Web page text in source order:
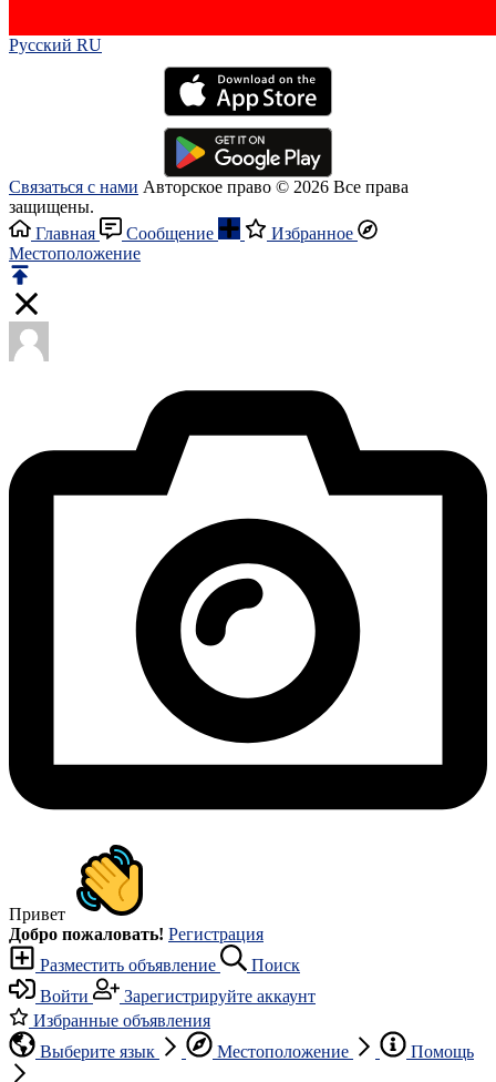
Русский RU‎
Связаться с нами Авторское право © 2026 Все права
защищены.
Главная
Сообщение
Избранное
Местоположение
Привет
Добро пожаловать! Регистрация
Разместить объявление
Поиск
Войти
Зарегистрируйте аккаунт
Избранные объявления
Выберите язык
Местоположение Помощь